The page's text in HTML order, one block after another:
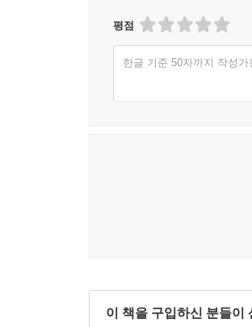
나. 전국 부동산 실사 사업
다. 개인 서비스업·수공업 통
03 시장통제 등 개혁 후퇴
나. 개혁 의제 개방의 실효성
평점
한글 기준 50자까지 작성가
이 책을 구입하신 분들이